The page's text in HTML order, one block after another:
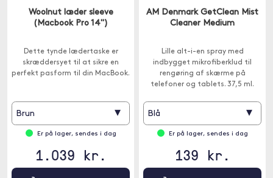
Woolnut læder sleeve
(Macbook Pro 14")
Dette tynde lædertaske er
skræddersyet til at sikre en
perfekt pasform til din MacBook.
Brun ▾
Er på lager, sendes i dag
1.039 kr.
AM Denmark GetClean Mist
Cleaner Medium
Lille alt-i-en spray med
indbygget mikrofiberklud til
rengøring af skærme på
telefoner og tablets. 37,5 ml.
Blå ▾
Er på lager, sendes i dag
139 kr.